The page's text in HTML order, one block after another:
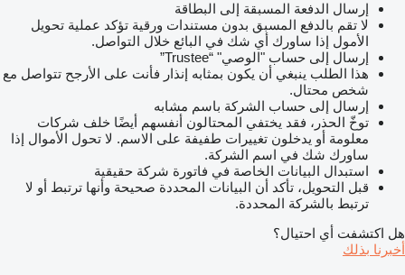
إرسال الدفعة المسبقة إلى البطاقة
لا تقم بالدفع المسبق بدون مستندات ورقية تؤكد عملية تحويل
الأمول إذا ساورك أي شك في البائع خلال التواصل.
إرسال إلى حساب "الوصي" “Trustee”
هذا الطلب ينبغي أن يكون بمثابه إنذار فأنت على الأرجح تتواصل مع
شخص محتال.
إرسال إلى حساب الشركة باسم مشابه
توخّ الحذر، فقد يختفي المحتالون أنفسهم أيضًا خلف شركات
معلومة أو يدخلون تغييرات طفيفة على الاسم. لا تحول الأموال إذا
ساورك شك في اسم الشركة.
استبدال البيانات الخاصة في فاتورة شركة حقيقية
قبل التحويل، تأكد أن البيانات المحددة صحيحة وأنها ترتبط أو لا
ترتبط بالشركة المحددة.
هل اكتشفت أي احتيال؟
أخبرنا بذلك